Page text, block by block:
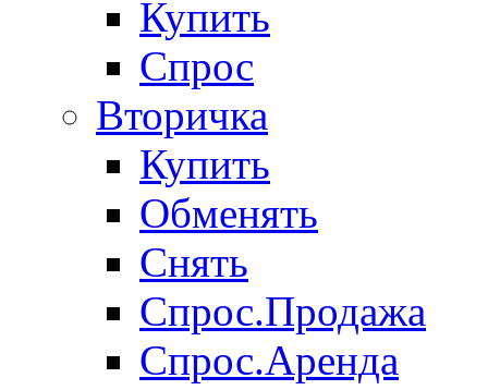
Купить
Спрос
Вторичка
Купить
Обменять
Снять
Спрос.Продажа
Спрос.Аренда